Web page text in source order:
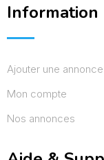
Information
Ajouter une annonce
Mon compte
Nos annonces